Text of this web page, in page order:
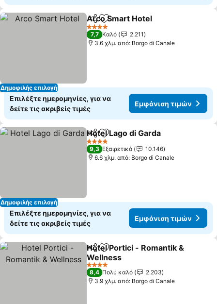
Δημοφιλής επιλογή
Κοινοποίηση
Προσθήκη στα αγαπημένα
Arco Smart Hotel
4 Αστέρια
7,7 Καλό
2.211
3.6 χλμ. από: Borgo di Canale
Επιλέξτε ημερομηνίες, για να
δείτε τις ακριβείς τιμές
Εμφάνιση τιμών
Δημοφιλής επιλογή
Κοινοποίηση
Προσθήκη στα αγαπημένα
Hotel Lago di Garda
4 Αστέρια
9,3 Εξαιρετικό
10.146
6.6 χλμ. από: Borgo di Canale
Επιλέξτε ημερομηνίες, για να
δείτε τις ακριβείς τιμές
Εμφάνιση τιμών
Κοινοποίηση
Προσθήκη στα αγαπημένα
Hotel Portici - Romantik &
Wellness
Εμφάνιση τιμών
4 Αστέρια
8,4 Πολύ καλό
2.203
3.9 χλμ. από: Borgo di Canale